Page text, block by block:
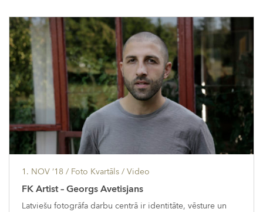
1. NOV ’18 / Foto Kvartāls / Video
FK Artist – Georgs Avetisjans
Latviešu fotogrāfa darbu centrā ir identitāte, vēsture un